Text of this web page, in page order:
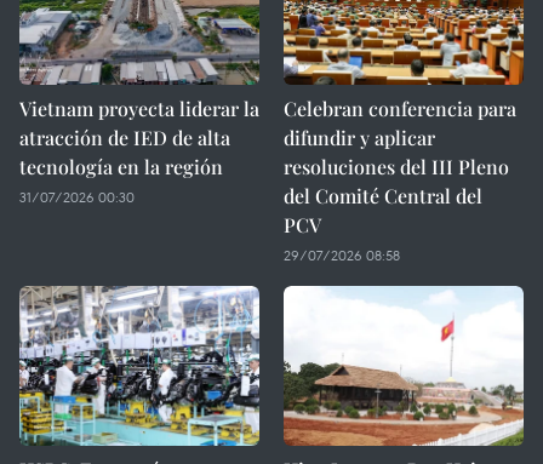
Vietnam proyecta liderar la
atracción de IED de alta
tecnología en la región
31/07/2026 00:30
Celebran conferencia para
difundir y aplicar
resoluciones del III Pleno
del Comité Central del
PCV
29/07/2026 08:58